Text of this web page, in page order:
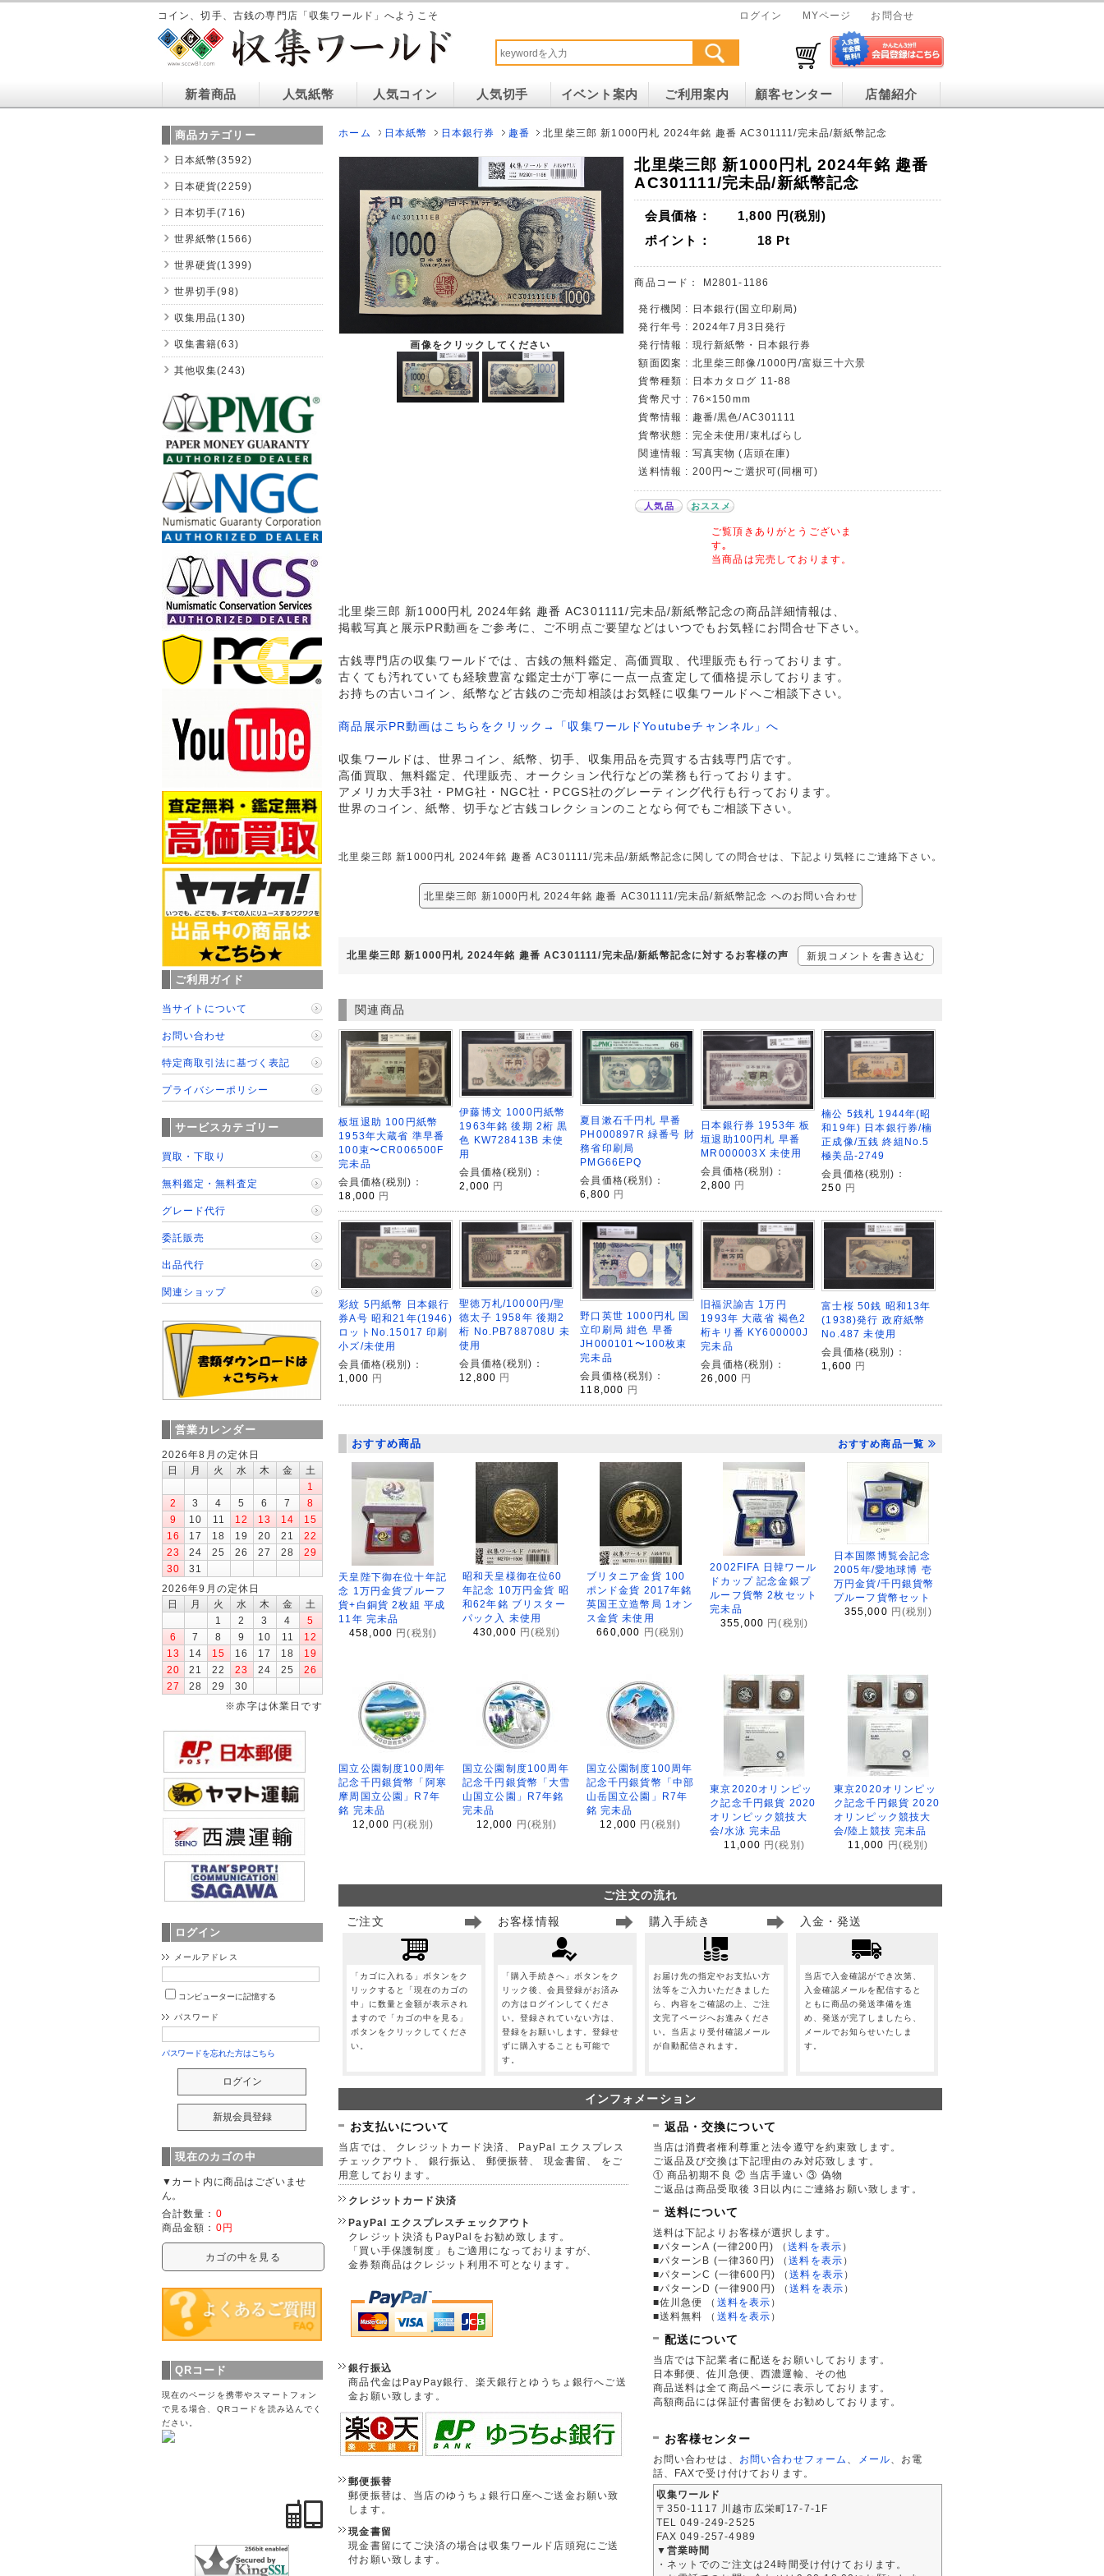
コイン、切手、古銭の専門店「収集ワールド」へようこそ ログイン MYページ お問合せ
新着商品 人気紙幣 人気コイン 人気切手 イベント案内 ご利用案内 顧客センター 店舗紹介
ホーム 日本紙幣 日本銀行券 趣番 北里柴三郎 新1000円札 2024年銘 趣番 AC301111/完未品/新紙幣記念
画像をクリックしてください
北里柴三郎 新1000円札 2024年銘 趣番
AC301111/完未品/新紙幣記念
会員価格： 1,800 円(税別)
ポイント：
18 Pt
商品コード： M2801-1186
発行機関 : 日本銀行(国立印刷局)
発行年号 : 2024年7月3日発行
発行情報 : 現行新紙幣・日本銀行券
額面図案 : 北里柴三郎像/1000円/富嶽三十六景
貨幣種類 : 日本カタログ 11-88
貨幣尺寸 : 76×150mm
貨幣情報 : 趣番/黒色/AC301111
貨幣状態 : 完全未使用/束札ばらし
関連情報 : 写真実物 (店頭在庫)
送料情報 : 200円〜ご選択可(同梱可)
人気品 おススメ
ご覧頂きありがとうございま
す｡
当商品は完売しております。
北里柴三郎 新1000円札 2024年銘 趣番 AC301111/完未品/新紙幣記念の商品詳細情報は、
掲載写真と展示PR動画をご参考に、ご不明点ご要望などはいつでもお気軽にお問合せ下さい。
古銭専門店の収集ワールドでは、古銭の無料鑑定、高価買取、代理販売も行っております。
古くても汚れていても経験豊富な鑑定士が丁寧に一点一点査定して価格提示しております。
お持ちの古いコイン、紙幣など古銭のご売却相談はお気軽に収集ワールドへご相談下さい。
商品展示PR動画はこちらをクリック→「収集ワールドYoutubeチャンネル」へ
収集ワールドは、世界コイン、紙幣、切手、収集用品を売買する古銭専門店です。
高価買取、無料鑑定、代理販売、オークション代行などの業務も行っております。
アメリカ大手3社・PMG社・NGC社・PCGS社のグレーティング代行も行っております。
世界のコイン、紙幣、切手など古銭コレクションのことなら何でもご相談下さい。
北里柴三郎 新1000円札 2024年銘 趣番 AC301111/完未品/新紙幣記念に関しての問合せは、下記より気軽にご連絡下さい。
北里柴三郎 新1000円札 2024年銘 趣番 AC301111/完未品/新紙幣記念 へのお問い合わせ
北里柴三郎 新1000円札 2024年銘 趣番 AC301111/完未品/新紙幣記念に対するお客様の声 新規コメントを書き込む
関連商品
板垣退助 100円紙幣
1953年大蔵省 準早番
100束〜CR006500F
完未品
会員価格(税別)：
18,000 円
伊藤博文 1000円紙幣
1963年銘 後期 2桁 黒
色 KW728413B 未使
用
会員価格(税別)：
2,000 円
夏目漱石千円札 早番
PH000897R 緑番号 財
務省印刷局
PMG66EPQ
会員価格(税別)：
6,800 円
日本銀行券 1953年 板
垣退助100円札 早番
MR000003X 未使用
会員価格(税別)：
2,800 円
楠公 5銭札 1944年(昭
和19年) 日本銀行券/楠
正成像/五銭 終組No.5
極美品-2749
会員価格(税別)：
250 円
彩紋 5円紙幣 日本銀行
券A号 昭和21年(1946)
ロットNo.15017 印刷
小ズ/未使用
会員価格(税別)：
1,000 円
聖徳万札/10000円/聖
徳太子 1958年 後期2
桁 No.PB788708U 未
使用
会員価格(税別)：
12,800 円
野口英世 1000円札 国
立印刷局 紺色 早番
JH000101〜100枚束
完未品
会員価格(税別)：
118,000 円
旧福沢諭吉 1万円
1993年 大蔵省 褐色2
桁キリ番 KY600000J
完未品
会員価格(税別)：
26,000 円
富士桜 50銭 昭和13年
(1938)発行 政府紙幣
No.487 未使用
会員価格(税別)：
1,600 円
おすすめ商品 おすすめ商品一覧
天皇陛下御在位十年記
念 1万円金貨プルーフ
貨+白銅貨 2枚組 平成
11年 完未品
458,000 円(税別)
昭和天皇様御在位60
年記念 10万円金貨 昭
和62年銘 ブリスター
パック入 未使用
430,000 円(税別)
ブリタニア金貨 100
ポンド金貨 2017年銘
英国王立造幣局 1オン
ス金貨 未使用
660,000
円(税別)
2002FIFA 日韓ワール
ドカップ 記念金銀プ
ルーフ貨幣 2枚セット
完未品
355,000 円(税別)
日本国際博覧会記念
2005年/愛地球博 壱
万円金貨/千円銀貨幣
プルーフ貨幣セット
355,000 円(税別)
国立公園制度100周年
記念千円銀貨幣「阿寒
摩周国立公園」R7年
銘 完未品
12,000 円(税別)
国立公園制度100周年
記念千円銀貨幣「大雪
山国立公園」R7年銘
完未品
12,000 円(税別)
国立公園制度100周年
記念千円銀貨幣「中部
山岳国立公園」R7年
銘 完未品
12,000 円(税別)
東京2020オリンピッ
ク記念千円銀貨 2020
オリンピック競技大
会/水泳 完未品
11,000 円(税別)
東京2020オリンピッ
ク記念千円銀貨 2020
オリンピック競技大
会/陸上競技 完未品
11,000 円(税別)
ご注文の流れ
ご注文
「カゴに入れる」ボタンをク
リックすると「現在のカゴの
中」に数量と金額が表示され
ますので「カゴの中を見る」
ボタンをクリックしてくださ
い。
お客様情報
「購入手続きへ」ボタンをク
リック後、会員登録がお済み
の方はログインしてくださ
い。登録されていない方は、
登録をお願いします。登録せ
ずに購入することも可能で
す。
購入手続き
お届け先の指定やお支払い方
法等をご入力いただきました
ら、内容をご確認の上、ご注
文完了ページへお進みくださ
い。当店より受付確認メール
が自動配信されます。
入金・発送
当店で入金確認ができ次第、
入金確認メールを配信すると
ともに商品の発送準備を進
め、発送が完了しましたら、
メールでお知らせいたしま
す。
インフォメーション
お支払いについて
当店では、 クレジットカード決済、 PayPal エクスプレス
チェックアウト、 銀行振込、 郵便振替、 現金書留、 をご
用意しております。
クレジットカード決済
PayPal エクスプレスチェックアウト
クレジット決済もPayPalをお勧め致します。
「買い手保護制度」もご適用になっておりますが、
金券類商品はクレジット利用不可となります。
銀行振込
商品代金はPayPay銀行、楽天銀行とゆうちょ銀行へご送
金お願い致します。
郵便振替
郵便振替は、当店のゆうちょ銀行口座へご送金お願い致
します。
現金書留
現金書留にてご決済の場合は収集ワールド店頭宛にご送
付お願い致します。
返品・交換について
当店は消費者権利尊重と法令遵守を約束致します。
ご返品及び交換は下記理由のみ対応致します。
① 商品初期不良 ② 当店手違い ③ 偽物
ご返品は商品受取後 3日以内にご連絡お願い致します。
送料について
送料は下記よりお客様が選択します。
■パターンA (一律200円)
（送料を表示 ）
■パターンB (一律360円)
（送料を表示 ）
■パターンC (一律600円)
（送料を表示 ）
■パターンD (一律900円)
（送料を表示 ）
■佐川急便
（ 送料を表示 ）
■送料無料
（ 送料を表示 ）
配送について
当店では下記業者に配送をお願いしております。
日本郵便、佐川急便、西濃運輸、その他
商品送料は全て商品ページに表示しております。
高額商品には保証付書留便をお勧めしております。
お客様センター
お問い合わせは、 お問い合わせフォーム メール 、お電
話、FAXで受け付けております。
収集ワールド
〒350-1117 川越市広栄町17-7-1F
TEL 049-249-2525
FAX 049-257-4989
▼営業時間
・ネットでのご注文は24時間受け付けております。
商品カテゴリー
日本紙幣(3592)
日本硬貨(2259)
日本切手(716)
世界紙幣(1566)
世界硬貨(1399)
世界切手(98)
収集用品(130)
収集書籍(63)
其他収集(243)
ご利用ガイド
当サイトについて
お問い合わせ
特定商取引法に基づく表記
プライバシーポリシー
サービスカテゴリー
買取・下取り
無料鑑定・無料査定
グレード代行
委託販売
出品代行
関連ショップ
営業カレンダー
2026年8月の定休日
日
月 火 水 木 金
土
1
2
3 4 5 6 7
8
9
10 11 12 13 14
15
16
17 18 19 20 21
22
23
24 25 26 27 28
29
30
31
2026年9月の定休日
日
月 火 水 木 金
土
1
2 3 4
5
6
7 8 9 10 11
12
13
14 15 16 17 18
19
20
21 22 23 24 25
26
27
28 29
30
※赤字は休業日です
ログイン
メールアドレス
コンピューターに記憶する
パスワード
パスワードを忘れた方はこちら
現在のカゴの中
▼カート内に商品はございませ
ん。
合計数量： 0
商品金額： 0円
カゴの中を見る
QRコード
現在のページを携帯やスマートフォン
で見る場合、QRコードを読み込んでく
ださい。